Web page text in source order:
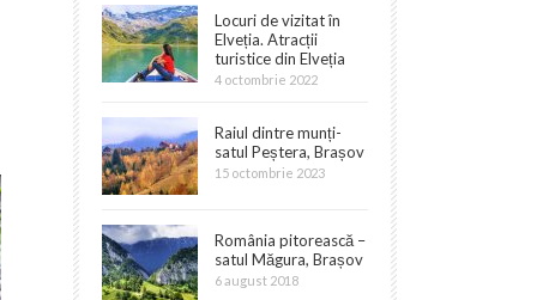
Locuri de vizitat în
Elveția. Atracții
turistice din Elveția
4 octombrie 2022
Raiul dintre munți-
satul Peștera, Brașov
15 octombrie 2023
România pitorească –
satul Măgura, Brașov
6 august 2018